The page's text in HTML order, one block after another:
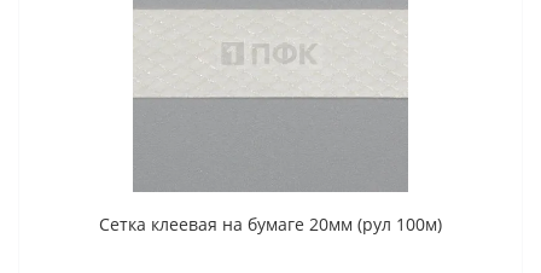
Сетка клеевая на бумаге 20мм (рул 100м)